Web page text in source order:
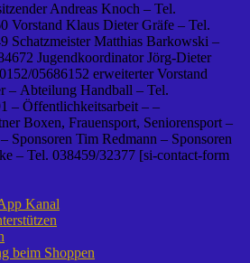
Andreas Knoch – Tel.
Vorstand Klaus Dieter Gräfe – Tel.
Schatzmeister Matthias Barkowski –
Jugendkoordinator Jörg-Dieter
05686152 erweiterter Vorstand
– Abteilung Handball – Tel.
– Öffentlichkeitsarbeit – –
Boxen, Frauensport, Seniorensport –
Sponsoren Tim Redmann – Sponsoren
– Tel. 038459/32377 [si-contact-form
Kanal
beim Shoppen